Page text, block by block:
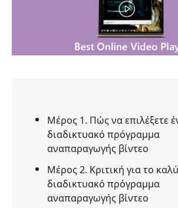
Μέρος 1. Πώς να επιλέξετε
διαδικτυακό πρόγραμμα
αναπαραγωγής βίντεο
Μέρος 2. Κριτική για το
διαδικτυακό πρόγραμμα
αναπαραγωγής βίντεο